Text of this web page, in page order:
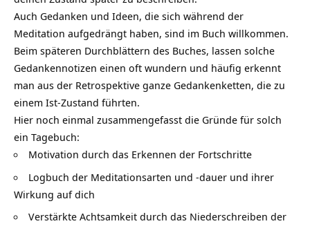
Auch Gedanken und Ideen, die sich während der
Meditation aufgedrängt haben, sind im Buch willkommen.
Beim späteren Durchblättern des Buches, lassen solche
Gedankennotizen einen oft wundern und häufig erkennt
man aus der Retrospektive ganze Gedankenketten, die zu
einem Ist-Zustand führten.
Hier noch einmal zusammengefasst die Gründe für solch
ein Tagebuch:
Motivation durch das Erkennen der Fortschritte
Logbuch der Meditationsarten und -dauer und ihrer
Wirkung auf dich
Verstärkte Achtsamkeit durch das Niederschreiben der